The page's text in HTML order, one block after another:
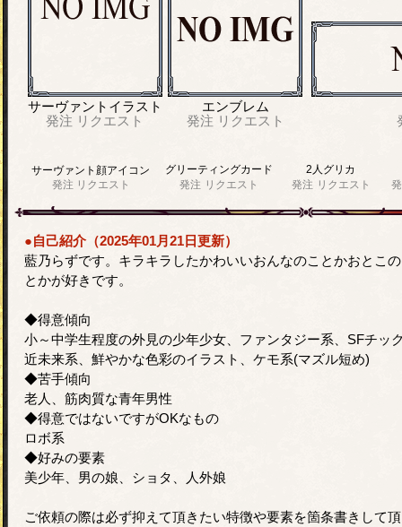
サーヴァントイラスト
発注 リクエスト
エンブレム
発注 リクエスト
サーヴァント顔アイコン
発注 リクエスト
グリーティングカード
発注 リクエスト
2人グリカ
発注 リクエスト
●自己紹介（2025年01月21日更新）
藍乃らずです。キラキラしたかわいいおんなのことかおとこ
とかが好きです。
◆得意傾向
小～中学生程度の外見の少年少女、ファンタジー系、SFチッ
近未来系、鮮やかな色彩のイラスト、ケモ系(マズル短め)
◆苦手傾向
老人、筋肉質な青年男性
◆得意ではないですがOKなもの
ロボ系
◆好みの要素
美少年、男の娘、ショタ、人外娘
ご依頼の際は必ず抑えて頂きたい特徴や要素を箇条書きして